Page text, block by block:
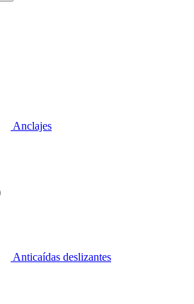
Anclajes
Anticaídas deslizantes